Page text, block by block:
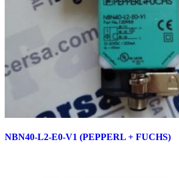
NBN40-L2-E0-V1 (PEPPERL + FUCHS)